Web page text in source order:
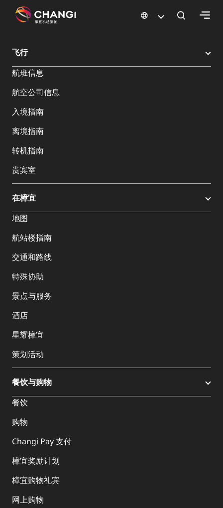
有
宜
网
选
语
言:
樟宜机场 樟宜机场餐饮与购物 樟宜机场购物指南 购物详情
飞行
航班信息
航空公司信息
入境指南
离境指南
转机指南
贵宾室
在樟宜
地图
航站楼指南
交通和路线
特殊协助
景点与服务
酒店
星耀樟宜
策划活动
餐饮与购物
餐饮
购物
Changi Pay 支付
樟宜奖励计划
樟宜购物礼宾
网上购物